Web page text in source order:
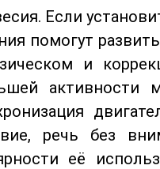
Если
помогут
и
активности
речь без
её